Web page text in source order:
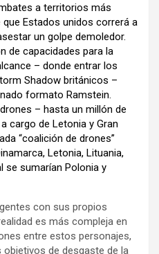
a territorios más
Estados unidos correrá a
un golpe demoledor.
de capacidades para la
– donde entrar los
Shadow británicos –
formato Ramstein.
– hasta un millón de
cargo de Letonia y Gran
“coalición de drones”
Letonia, Lituania,
se sumarían Polonia y
con sus propios
es más compleja en
entre estos personajes,
de desgaste de la